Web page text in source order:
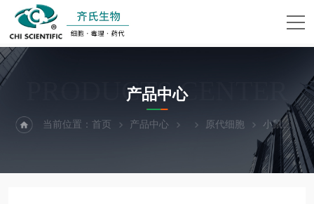
PRODUCTS CENTER
产品中心
当前位置：首页 产品中心 原代细胞 小鼠骨骼肌卫星细胞